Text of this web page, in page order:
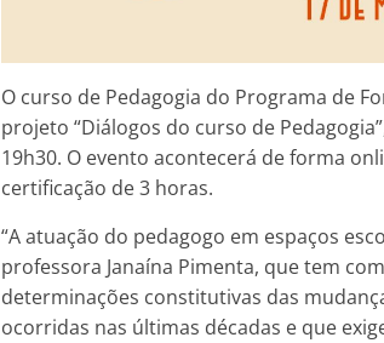
O curso de Pedagogia do Programa de
projeto “Diálogos do curso de
19h30. O evento acontecerá de forma
certificação de 3 horas.
“A atuação do pedagogo em espaços
professora Janaína Pimenta, que tem
determinações constitutivas das
ocorridas nas últimas décadas e que